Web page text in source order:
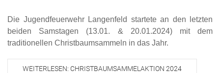
Die Jugendfeuerwehr Langenfeld startete an den letzten
beiden Samstagen (13.01. & 20.01.2024) mit dem
traditionellen Christbaumsammeln in das Jahr.
WEITERLESEN: CHRISTBAUMSAMMELAKTION 2024